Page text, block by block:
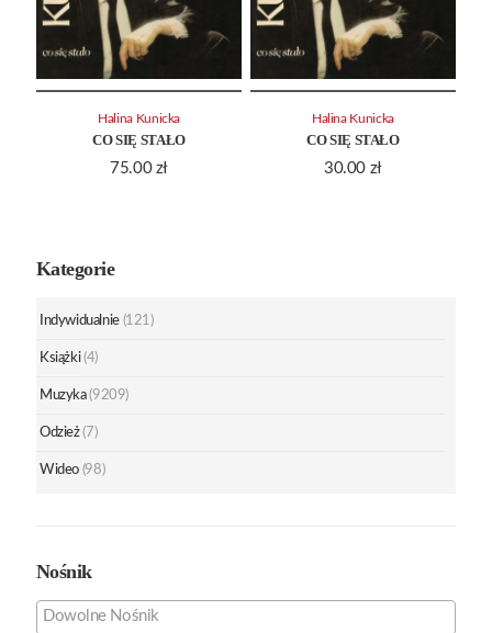
CO SIĘ STAŁO
75.00 zł
Halina Kunicka
CO SIĘ STAŁO
30.00 zł
Halina Kunicka
Kategorie
Indywidualnie (121)
Książki (4)
Muzyka (9209)
Odzież (7)
Wideo (98)
Nośnik